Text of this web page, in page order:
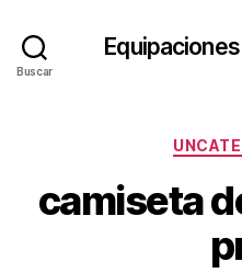
Buscar
camiseta